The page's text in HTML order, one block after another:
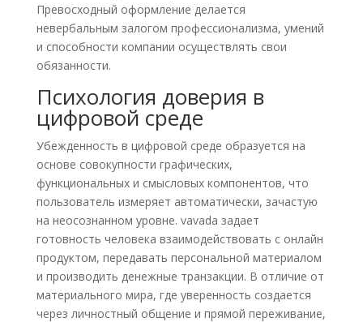
Превосходный оформление делается
невербальным залогом профессионализма, умений
и способности компании осуществлять свои
обязанности.
Психология доверия в
цифровой среде
Убежденность в цифровой среде образуется на
основе совокупности графических,
функциональных и смысловых компонентов, что
пользователь измеряет автоматически, зачастую
на неосознанном уровне. vavada задает
готовность человека взаимодействовать с онлайн
продуктом, передавать персональной материалом
и производить денежные транзакции. В отличие от
материального мира, где уверенность создается
через личностный общение и прямой переживание,